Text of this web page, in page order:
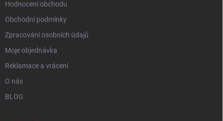
Hodnocení obchodu
Obchodní podmínky
Zpracování osobních údajů
Moje objednávka
Reklamace a vrácení
O nás
BLOG